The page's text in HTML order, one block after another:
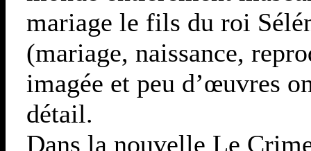
mariage le fils du roi
(mariage, naissance,
imagée et peu d’œuvres
détail.
Dans la nouvelle Le